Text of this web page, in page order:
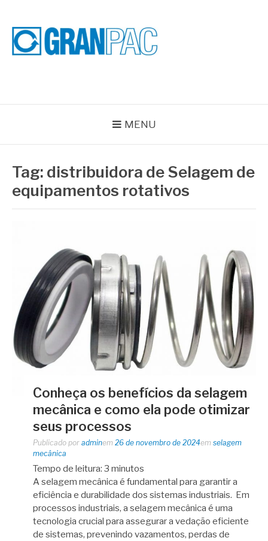
conteúdo
MENU
Tag: distribuidora de Selagem de
equipamentos rotativos
Conheça os benefícios da selagem
mecânica e como ela pode otimizar
seus processos
Publicado por adminem 26 de novembro de 2024em selagem
mecânica
Tempo de leitura: 3 minutos
A selagem mecânica é fundamental para garantir a
eficiência e durabilidade dos sistemas industriais. Em
processos industriais, a selagem mecânica é uma
tecnologia crucial para assegurar a vedação eficiente
de sistemas, prevenindo vazamentos, perdas de